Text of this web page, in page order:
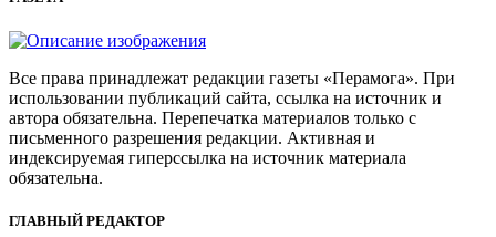
Все права принадлежат редакции газеты «Перамога». При
использовании публикаций сайта, ссылка на источник и
автора обязательна. Перепечатка материалов только с
письменного разрешения редакции. Активная и
индексируемая гиперссылка на источник материала
обязательна.
ГЛАВНЫЙ РЕДАКТОР